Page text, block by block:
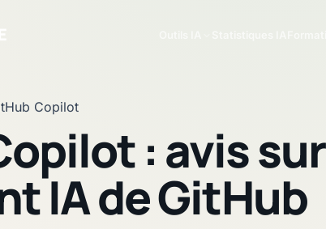
Copilot
: avis sur
IA de GitHub